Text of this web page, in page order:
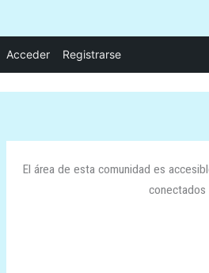
Acceder Registrarse
El área de esta comunidad es
conectados